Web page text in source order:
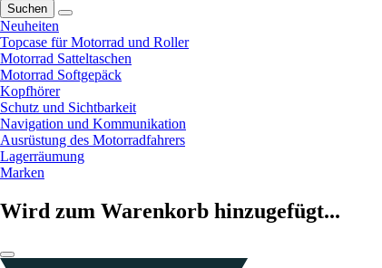
Suchen
Neuheiten
Topcase für Motorrad und Roller
Motorrad Satteltaschen
Motorrad Softgepäck
Kopfhörer
Schutz und Sichtbarkeit
Navigation und Kommunikation
Ausrüstung des Motorradfahrers
Lagerräumung
Marken
Wird zum Warenkorb hinzugefügt...